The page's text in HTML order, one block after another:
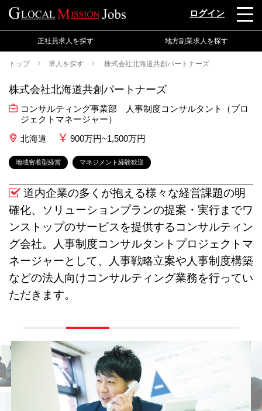
ログイン
正社員求人を探す 地方副業求人を探す
トップ 求人を探す 株式会社北海道共創パートナーズ
株式会社北海道共創パートナーズ
コンサルティング事業部 人事制度コンサルタント（プロ
ジェクトマネージャー）
北海道
900万円~1,500万円
地域密着型経営 マネジメント経験歓迎
道内企業の多くが抱える様々な経営課題の明
確化、ソリューションプランの提案・実行までワ
ンストップのサービスを提供するコンサルティン
グ会社。人事制度コンサルタントプロジェクトマ
ネージャーとして、人事戦略立案や人事制度構築
などの法人向けコンサルティング業務を行ってい
ただきます。